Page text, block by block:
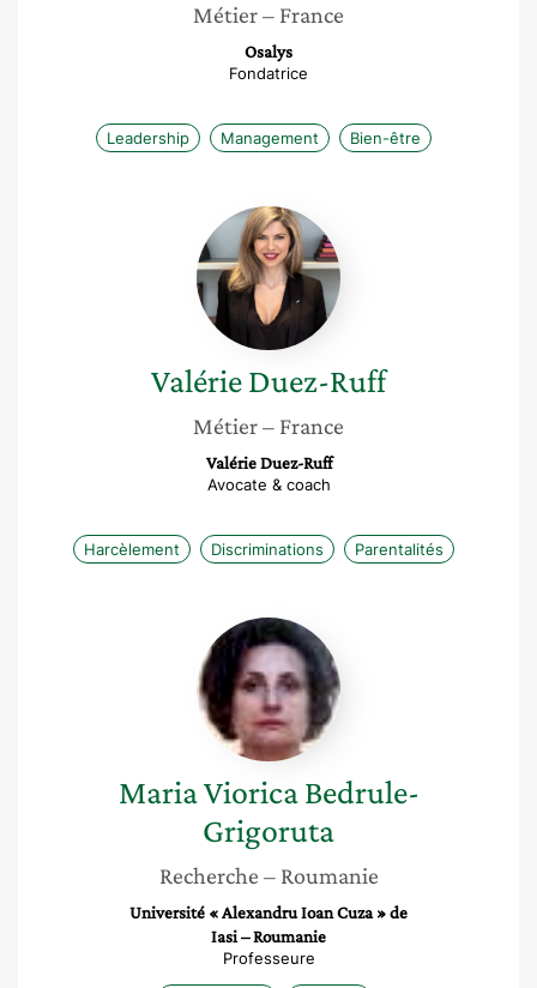
Métier– France
Osalys
Fondatrice
Leadership Management Bien-être
Valérie
Duez-
Ruff
ValérieDuez-Ruff
Métier– France
Valérie Duez-Ruff
Avocate & coach
Harcèlement Discriminations Parentalités
Maria
Viorica
Bedrule-
Grigoruta
Maria Viorica Bedrule-
Grigoruta
Recherche – Roumanie
Université « Alexandru Ioan Cuza » de
Iasi – Roumanie
Professeure